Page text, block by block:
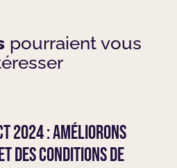
pourraient vous
2024 : Améliorons
des Conditions de